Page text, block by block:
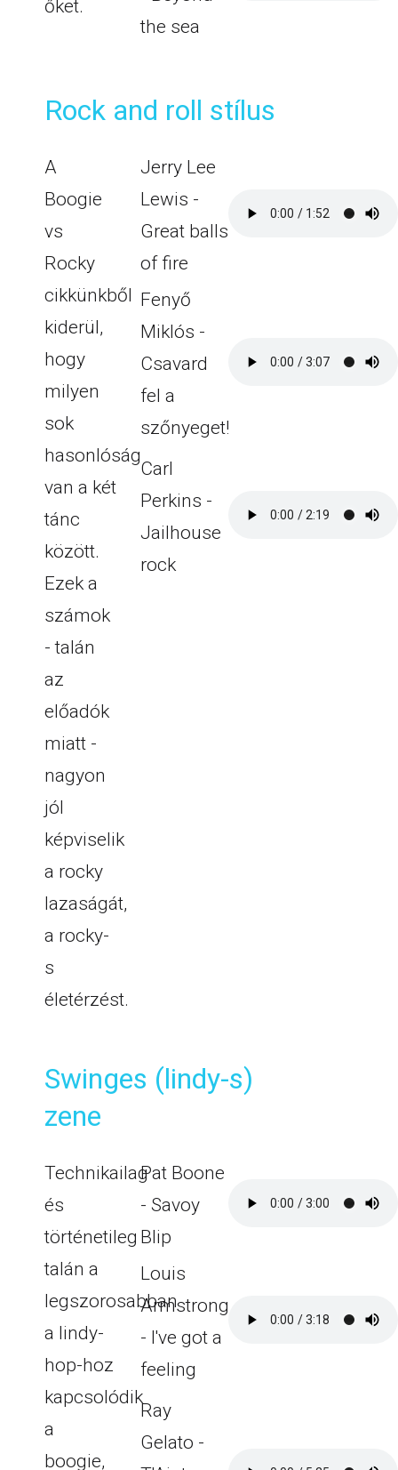
őket.
the sea
Rock and roll stílus
A
Boogie
vs
Rocky
cikkünkből
kiderül,
hogy
milyen
sok
hasonlóság
van a két
tánc
között.
Ezek a
számok
- talán
az
előadók
miatt -
nagyon
jól
képviselik
a rocky
lazaságát,
a rocky-
s
életérzést.
Jerry Lee
Lewis -
Great balls
of fire
Fenyő
Miklós -
Csavard
fel a
szőnyeget!
Carl
Perkins -
Jailhouse
rock
Swinges (lindy-s)
zene
Technikailag
és
történetileg
talán a
legszorosabban
a lindy-
hop-hoz
kapcsolódik
a
boogie,
Pat Boone
- Savoy
Blip
Louis
Armstrong
- I've got a
feeling
Ray
Gelato -